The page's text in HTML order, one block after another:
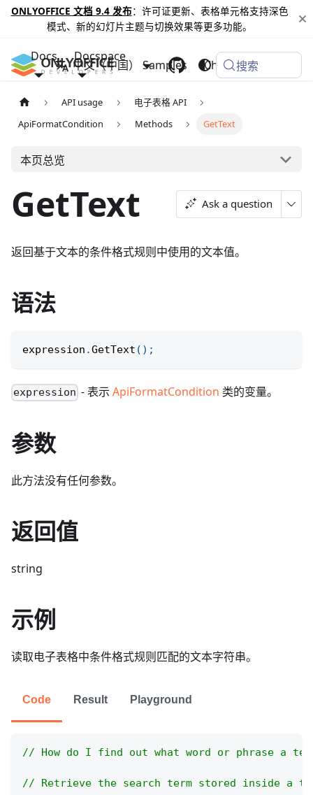
ONLYOFFICE 文档 9.4 发布：许可证更新、表格单元格支持深色
模式、新的幻灯片主题与切换效果等更多功能。
Docs Docspace
Samples Changelog
中文（中国） 搜索
API usage
电子表格 API
ApiFormatCondition
Methods GetText
本页总览
GetText Ask a question
返回基于文本的条件格式规则中使用的文本值。
语法
expression .GetText ( ) ;
expression - 表示ApiFormatCondition 类的变量。
参数
此方法没有任何参数。
返回值
string
示例
读取电子表格中条件格式规则匹配的文本字符串。
Code Result Playground
// How do I find out what word or phrase a
// Retrieve the search term stored inside a